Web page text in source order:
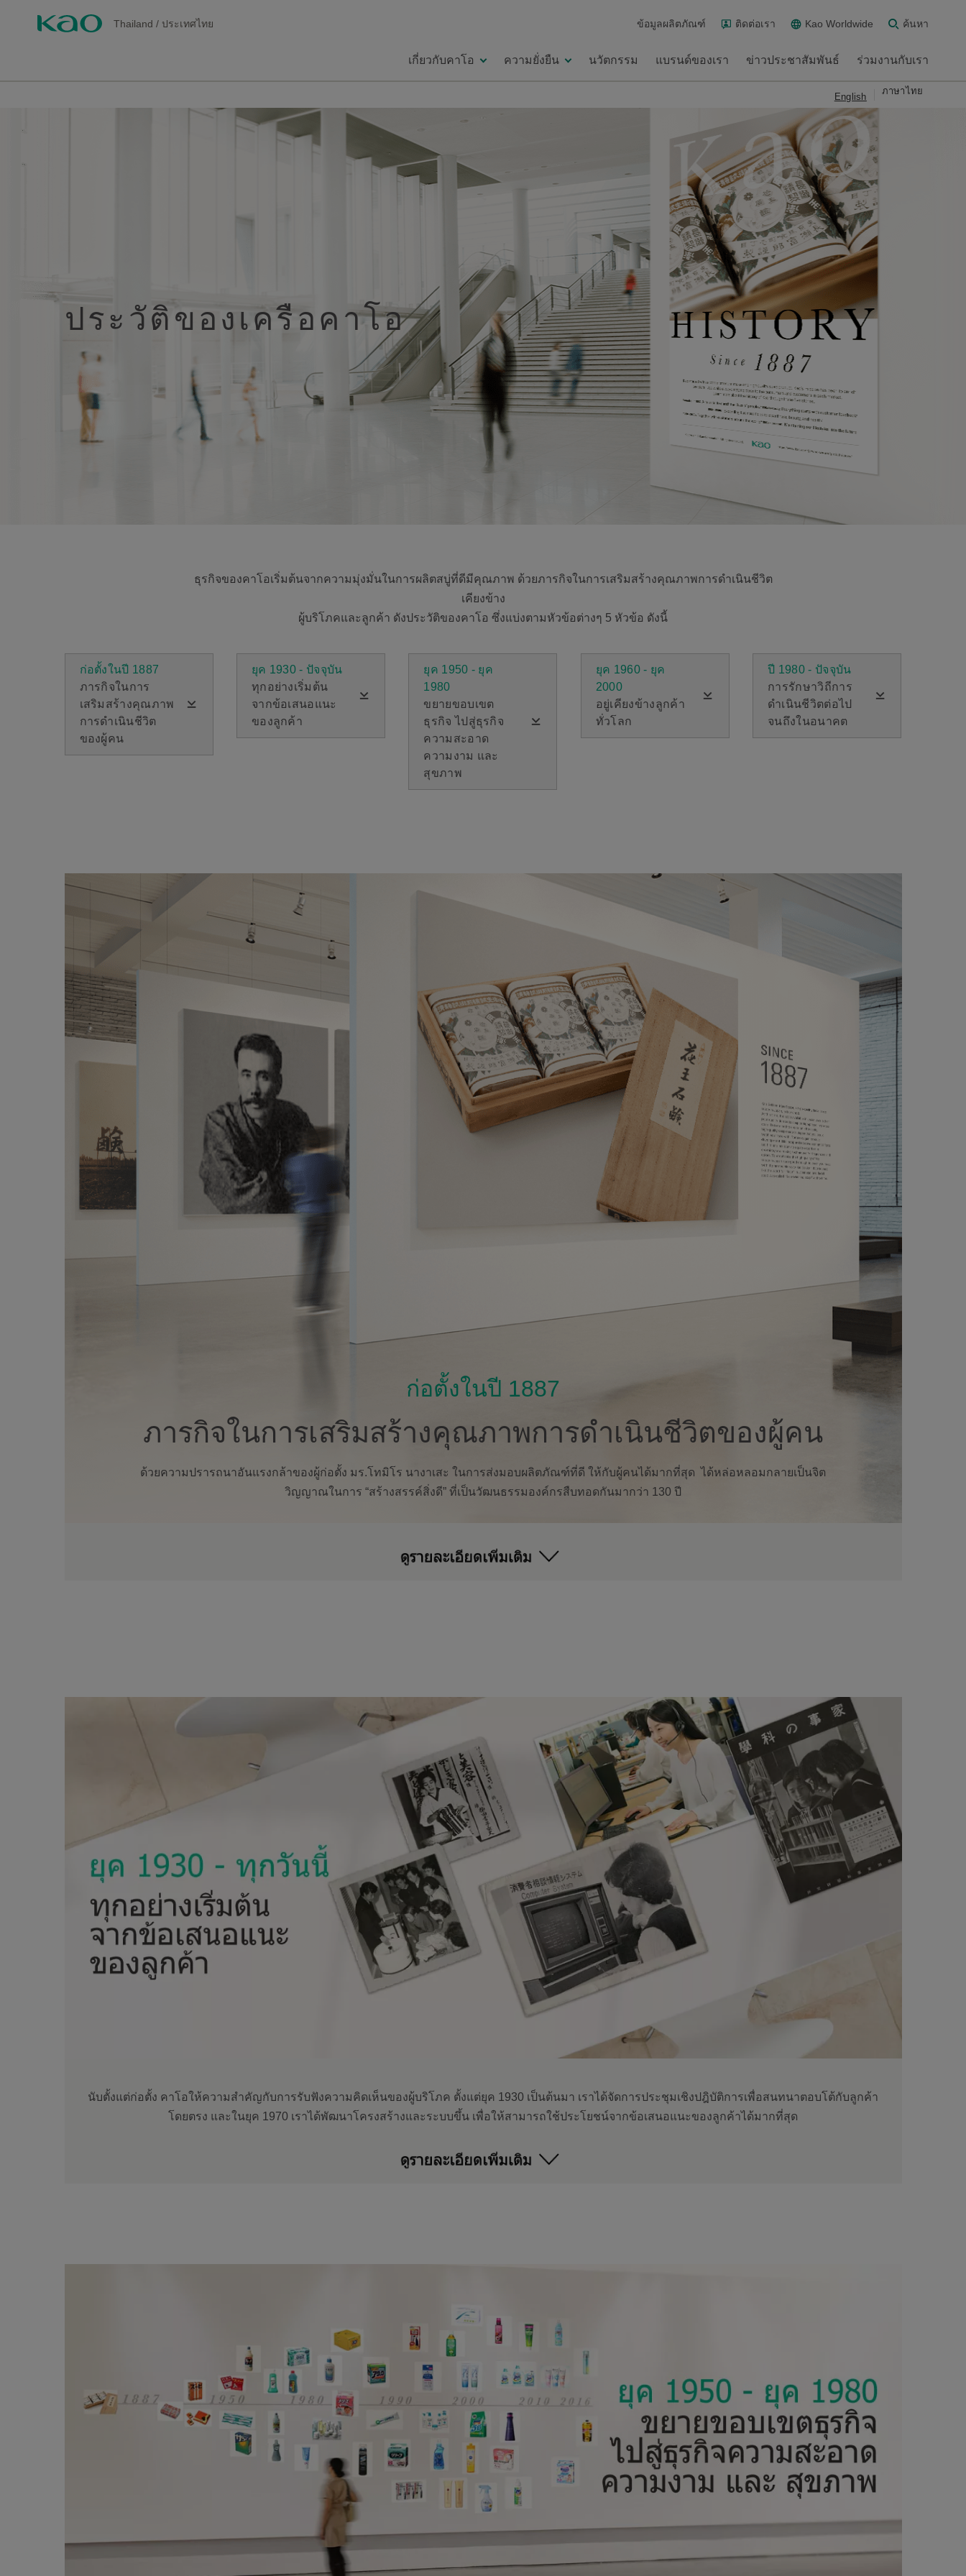
Thailand / ประเทศไทย ข้อมูลผลิตภัณฑ์ ติดต่อเรา Kao Worldwide ค้นหา
เกี่ยวกับคาโอ ความยั่งยืน นวัตกรรม แบรนด์ของเรา ข่าวประชาสัมพันธ์ ร่วมงานกับเรา
English
ภาษาไทย
ประวัติของเครือคาโอ
ธุรกิจของคาโอเริ่มต้นจากความมุ่งมั่นในการผลิตสบู่ที่ดีมีคุณภาพ ด้วยภารกิจในการเสริมสร้างคุณภาพการดำเนินชีวิต
เคียงข้าง
ผู้บริโภคและลูกค้า ดังประวัติของคาโอ ซึ่งแบ่งตามหัวข้อต่างๆ 5 หัวข้อ ดังนี้
ก่อตั้งในปี 1887
ภารกิจในการ
เสริมสร้างคุณภาพ
การดำเนินชีวิต
ของผู้คน
ยุค 1930 - ปัจจุบัน
ทุกอย่างเริ่มต้น
จากข้อเสนอแนะ
ของลูกค้า
ยุค 1950 - ยุค
1980
ขยายขอบเขต
ธุรกิจ ไปสู่ธุรกิจ
ความสะอาด
ความงาม และ
สุขภาพ
ยุค 1960 - ยุค
2000
อยู่เคียงข้างลูกค้า
ทั่วโลก
ปี 1980 - ปัจจุบัน
การรักษาวิถีการ
ดำเนินชีวิตต่อไป
จนถึงในอนาคต
ก่อตั้งในปี 1887
ภารกิจในการเสริมสร้างคุณภาพการดำเนินชีวิตของผู้คน
ด้วยความปรารถนาอันแรงกล้าของผู้ก่อตั้ง มร.โทมิโร นางาเสะ ในการส่งมอบผลิตภัณฑ์ที่ดี ให้กับผู้คนได้มากที่สุด ได้หล่อหลอมกลายเป็นจิต
วิญญาณในการ “สร้างสรรค์สิ่งดี” ที่เป็นวัฒนธรรมองค์กรสืบทอดกันมากว่า 130 ปี
นับตั้งแต่ก่อตั้ง คาโอให้ความสำคัญกับการรับฟังความคิดเห็นของผู้บริโภค ตั้งแต่ยุค 1930 เป็นต้นมา เราได้จัดการประชุมเชิงปฎิบัติการเพื่อสนทนาตอบโต้กับลูกค้า
โดยตรง และในยุค 1970 เราได้พัฒนาโครงสร้างและระบบขึ้น เพื่อให้สามารถใช้ประโยชน์จากข้อเสนอแนะของลูกค้าได้มากที่สุด